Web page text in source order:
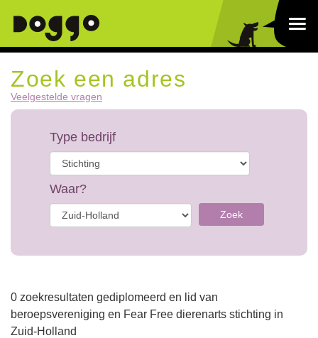
Zoek een adres
Veelgestelde vragen
Type bedrijf
Waar?
Zoek
0 zoekresultaten gediplomeerd en lid van
beroepsvereniging en Fear Free dierenarts stichting in
Zuid-Holland